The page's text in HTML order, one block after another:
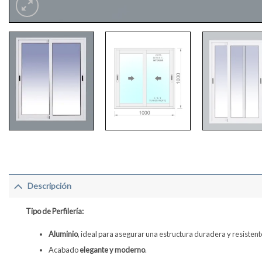
Descripción
Tipo de Perfilería:
Aluminio, ideal para asegurar una estructura duradera y
Acabadoelegante y moderno.